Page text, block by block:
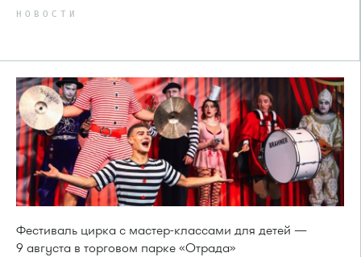
НОВОСТИ
Фестиваль цирка с мастер-классами для детей —
9 августа в торговом парке «Отрада»